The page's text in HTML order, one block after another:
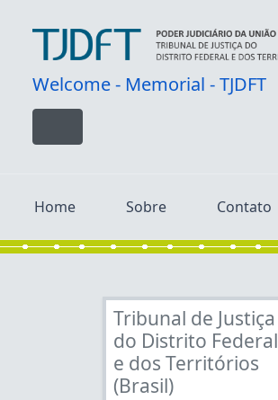
Welcome - Memorial - TJDFT
Toggle navigation
Home Sobre Contato
Tribunal de Justiça
do Distrito Federal
e dos Territórios
(Brasil)